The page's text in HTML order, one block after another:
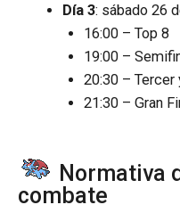
Día 3: sábado 26
16:00 – Top 8
19:00 –
20:30 –
21:30 – Gran
Normativa
combate